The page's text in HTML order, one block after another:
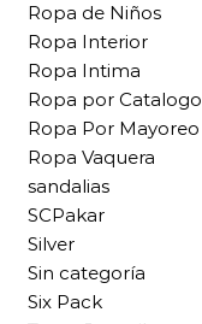
Ropa de Niños
Ropa Interior
Ropa Intima
Ropa por Catalogo
Ropa Por Mayoreo
Ropa Vaquera
sandalias
SCPakar
Silver
Sin categoría
Six Pack